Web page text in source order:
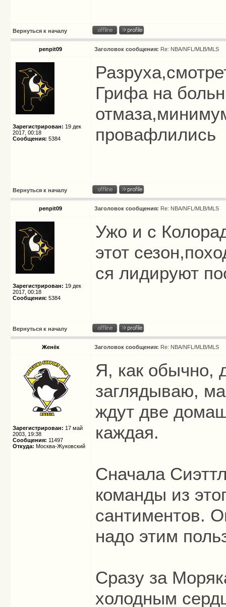
Вернуться к началу
penpit09 Заголовок сообщения: Re: NBA/NFL/MLB/MLS
Зарегистрирован: 19 дек
2017, 00:18
Сообщения: 5384
Грифа на
провафлились
Вернуться к началу
penpit09 Заголовок сообщения: Re: NBA/NFL/MLB/MLS
Зарегистрирован: 19 дек
2017, 00:18
Сообщения: 5384
Ужо и с
этот
ся лидируют
Вернуться к началу
Женёк Заголовок сообщения: Re: NBA/NFL/MLB/MLS
Зарегистрирован: 17 май
2003, 19:38
Сообщения: 11497
Откуда: Москва-Жуковский
Я, как обычно,
заглядываю,
ждут две
каждая.
Сначала
команды из
сантиментов.
надо этим
Сразу за
холодным